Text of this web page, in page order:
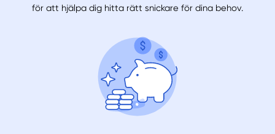
för att hjälpa dig hitta rätt snickare för dina behov.